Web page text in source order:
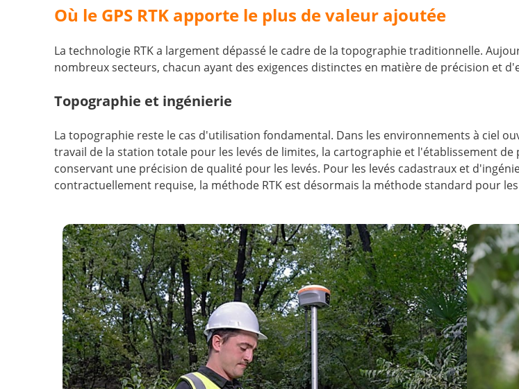
Où le GPS RTK apporte le plus de valeur ajoutée
La technologie RTK a largement dépassé le cadre de la topographie traditionnelle.
nombreux secteurs, chacun ayant des exigences distinctes en matière de précision et
Topographie et ingénierie
La topographie reste le cas d'utilisation fondamental. Dans les environnements à ciel
travail de la station totale pour les levés de limites, la cartographie et l'établissement
conservant une précision de qualité pour les levés. Pour les levés cadastraux et
contractuellement requise, la méthode RTK est désormais la méthode standard pour